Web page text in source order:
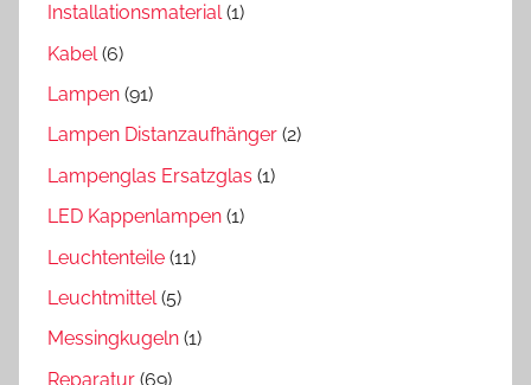
Installationsmaterial(1)
Kabel (6)
Lampen (91)
Lampen Distanzaufhänger (2)
Lampenglas Ersatzglas (1)
LED Kappenlampen (1)
Leuchtenteile (11)
Leuchtmittel(5)
Messingkugeln (1)
Reparatur (69)